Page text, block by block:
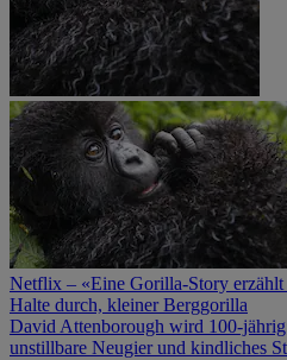
Netflix – «Eine Gorilla-Story
Halte durch, kleiner Berggorilla
David Attenborough wird 100-
unstillbare Neugier und kindliches